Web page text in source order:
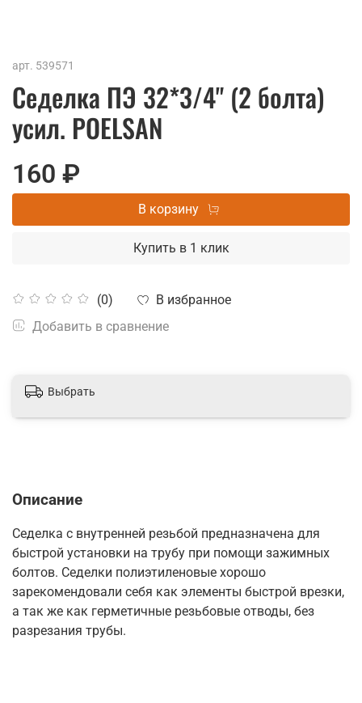
арт. 539571
Седелка ПЭ 32*3/4" (2 болта)
усил. POELSAN
(0)
В избранное
Добавить в сравнение
160 ₽
В корзину
Купить в 1 клик
Выбрать
Описание
Седелка с внутренней резьбой предназначена для
быстрой установки на трубу при помощи зажимных
болтов. Седелки полиэтиленовые хорошо
зарекомендовали себя как элементы быстрой врезки,
а так же как герметичные резьбовые отводы, без
разрезания трубы.